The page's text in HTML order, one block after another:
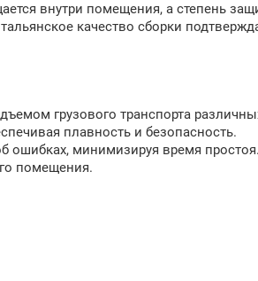
внутри помещения, а степень
качество сборки
грузового транспорта
плавность и безопасность.
ошибках, минимизируя время простоя.
помещения.